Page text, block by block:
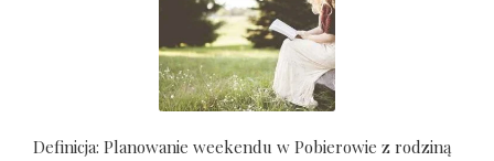
Definicja: Planowanie weekendu w Pobierowie z rodziną